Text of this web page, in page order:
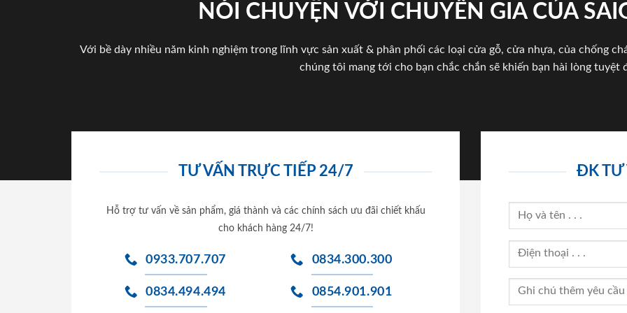
NÓI CHUYỆN VỚI CHUYÊN GIA CỦA
Với bề dày nhiều năm kinh nghiệm trong lĩnh vực sản xuất & phân phối các loại cửa gỗ, cửa nhựa, của chống
chúng tôi mang tới cho bạn chắc chắn sẽ khiến bạn hài lòng tuyệt
TƯ VẤN TRỰC TIẾP 24/7
Hỗ trợ tư vấn về sản phẩm, giá thành và các chính sách ưu đãi chiết khấu
cho khách hàng 24/7!
0933.707.707
0834.494.494
0834.300.300
0854.901.901
ĐK TƯ